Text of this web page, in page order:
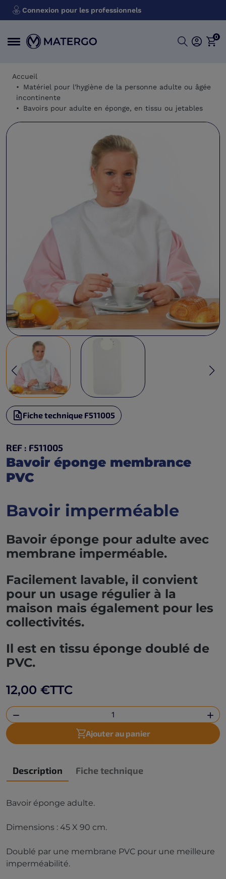
Connexion pour les professionnels
0
Accueil
Matériel pour l'hygiène de la personne adulte ou âgée
incontinente
Bavoirs pour adulte en éponge, en tissu ou jetables
Fiche technique F511005
REF : F511005
Bavoir éponge membrance
PVC
Bavoir imperméable
Bavoir éponge pour adulte avec
membrane imperméable.
Facilement lavable, il convient
pour un usage régulier à la
maison mais également pour les
collectivités.
Il est en tissu éponge doublé de
PVC.
12,00 €TTC
 
Ajouter au panier
Description Fiche technique
Bavoir éponge adulte.
Dimensions : 45 X 90 cm.
Doublé par une membrane PVC pour une meilleure
imperméabilité.